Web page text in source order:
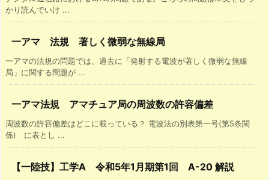
かり読んでいけ ...
一アマ 法規 著しく微弱な無線局
一アマの法規の問題では、過去に「発射する電波が著しく微弱な無線
局」に関する問題が ...
一アマ法規 アマチュア局の周波数の許容偏差
周波数の許容偏差はどこに載っている？ 電波法の別表第一号(第5条関
係) に表とし ...
【一陸技】工学A 令和5年1月期第1回 A-20 解説